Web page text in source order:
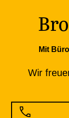
Mit
Wir